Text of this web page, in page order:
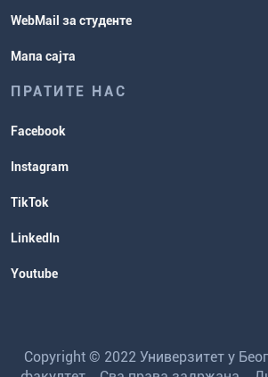
WebMail за студенте
Мапа сајта
ПРАТИТЕ НАС
Facebook
Instagram
TikTok
LinkedIn
Youtube
Copyright © 2022 Универзитет у